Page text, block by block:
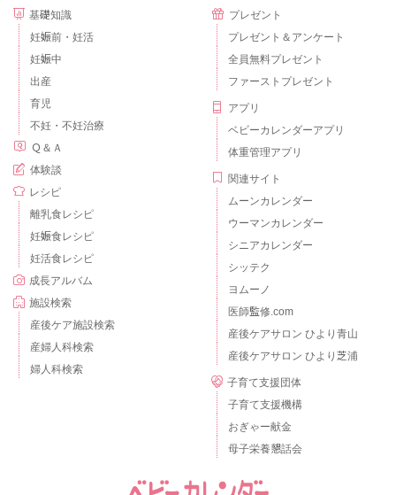
基礎知識
妊娠前・妊活
妊娠中
出産
育児
不妊・不妊治療
Ｑ＆Ａ
体験談
レシピ
離乳食レシピ
妊娠食レシピ
妊活食レシピ
成長アルバム
施設検索
産後ケア施設検索
産婦人科検索
婦人科検索
プレゼント
プレゼント＆アンケート
全員無料プレゼント
ファーストプレゼント
アプリ
ベビーカレンダーアプリ
体重管理アプリ
関連サイト
ムーンカレンダー
ウーマンカレンダー
シニアカレンダー
シッテク
ヨムーノ
医師監修.com
産後ケアサロン ひより青山
産後ケアサロン ひより芝浦
子育て支援団体
子育て支援機構
おぎゃー献金
母子栄養懇話会